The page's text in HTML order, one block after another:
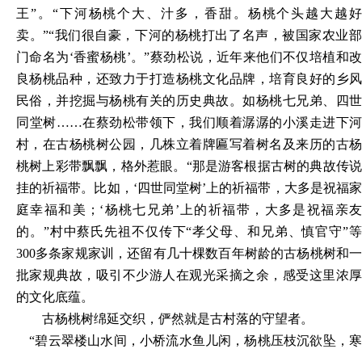
王”。“下河杨桃个大、汁多，香甜。杨桃个头越大越好
卖。”“我们很自豪，下河的杨桃打出了名声，被国家农业部
门命名为‘香蜜杨桃’。”蔡劲松说，近年来他们不仅培植和改
良杨桃品种，还致力于打造杨桃文化品牌，培育良好的乡风
民俗，并挖掘与杨桃有关的历史典故。如杨桃七兄弟、四世
同堂树……在蔡劲松带领下，我们顺着潺潺的小溪走进下河
村，在古杨桃树公园，几株立着牌匾写着树名及来历的古杨
桃树上彩带飘飘，格外惹眼。“那是游客根据古树的典故传说
挂的祈福带。比如，‘四世同堂树’上的祈福带，大多是祝福家
庭幸福和美；‘杨桃七兄弟’上的祈福带，大多是祝福亲友
的。”村中蔡氏先祖不仅传下“孝父母、和兄弟、慎官守”等
300多条家规家训，还留有几十棵数百年树龄的古杨桃树和一
批家规典故，吸引不少游人在观光采摘之余，感受这里浓厚
的文化底蕴。
古杨桃树绵延交织，俨然就是古村落的守望者。
“碧云翠楼山水间，小桥流水鱼儿闲，杨桃压枝沉欲坠，寒